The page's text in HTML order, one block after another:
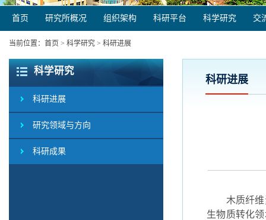
首页 研究所概况 组织架构 科研平台 科学研究 交
当前位置： 首页 > 科学研究 > 科研进展
科学研究
科研进展
研究领域与方向
科研成果
科研进展
木质纤
生物质转化